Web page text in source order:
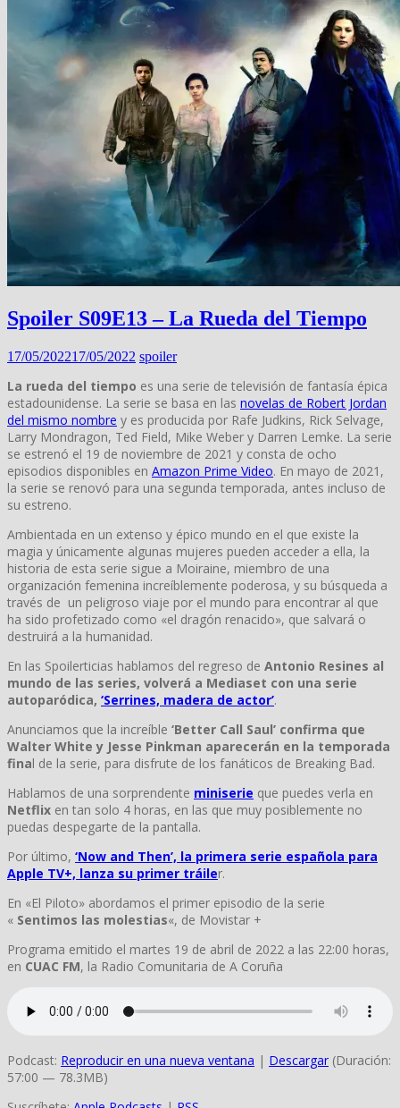
Spoiler S09E13 – La Rueda del Tiempo
17/05/202217/05/2022 spoiler
La rueda del tiempo es una serie de televisión de fantasía épica
estadounidense. La serie se basa en las novelas de Robert Jordan
del mismo nombre y es producida por Rafe Judkins, Rick Selvage,
Larry Mondragon, Ted Field, Mike Weber y Darren Lemke. La serie
se estrenó el 19 de noviembre de 2021 y consta de ocho
episodios disponibles en Amazon Prime Video. En mayo de 2021,
la serie se renovó para una segunda temporada, antes incluso de
su estreno.
Ambientada en un extenso y épico mundo en el que existe la
magia y únicamente algunas mujeres pueden acceder a ella, la
historia de esta serie sigue a Moiraine, miembro de una
organización femenina increíblemente poderosa, y su búsqueda a
través de un peligroso viaje por el mundo para encontrar al que
ha sido profetizado como «el dragón renacido», que salvará o
destruirá a la humanidad.
En las Spoilerticias hablamos del regreso de Antonio Resines al
mundo de las series, volverá a Mediaset con una serie
autoparódica, ‘Serrines, madera de actor’.
Anunciamos que la increíble ‘Better Call Saul’ confirma que
Walter White y Jesse Pinkman aparecerán en la temporada
final de la serie, para disfrute de los fanáticos de Breaking Bad.
Hablamos de una sorprendente miniserie que puedes verla en
Netflix en tan solo 4 horas, en las que muy posiblemente no
puedas despegarte de la pantalla.
Por último, ‘Now and Then’, la primera serie española para
Apple TV+, lanza su primer tráiler.
En «El Piloto» abordamos el primer episodio de la serie
« Sentimos las molestias«, de Movistar +
Programa emitido el martes 19 de abril de 2022 a las 22:00 horas,
en CUAC FM, la Radio Comunitaria de A Coruña
Podcast: Reproducir en una nueva ventana | Descargar (Duración:
57:00 — 78.3MB)